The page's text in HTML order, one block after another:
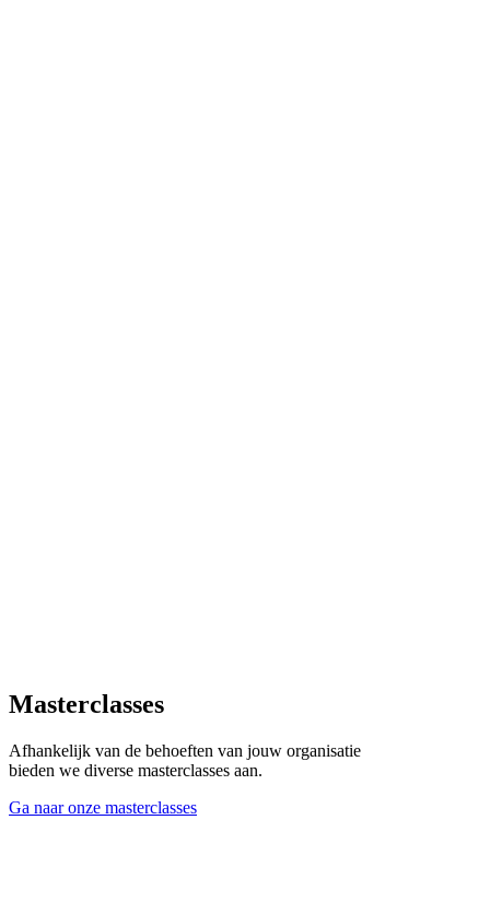
Masterclasses
Afhankelijk van de behoeften van jouw organisatie
bieden we diverse masterclasses aan.
Ga naar onze masterclasses